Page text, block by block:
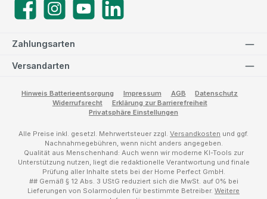
Zahlungsarten
Versandarten
FacebookInstagramYouTube
Hinweis Batterieentsorgung Impressum AGB
Datenschutz
Widerrufsrecht
Erklärung zur Barrierefreiheit
Privatsphäre Einstellungen
Alle Preise inkl. gesetzl. Mehrwertsteuer zzgl. Versandkosten und ggf.
Nachnahmegebühren, wenn nicht anders angegeben.
Qualität aus Menschenhand: Auch wenn wir moderne KI-Tools zur
Unterstützung nutzen, liegt die redaktionelle Verantwortung und finale
Prüfung aller Inhalte stets bei der Home Perfect GmbH.
## Gemäß § 12 Abs. 3 UStG reduziert sich die MwSt. auf 0% bei
Lieferungen von Solarmodulen für bestimmte Betreiber. Weitere